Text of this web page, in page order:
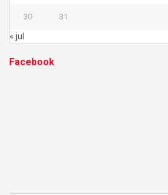
30 31
« jul
Facebook